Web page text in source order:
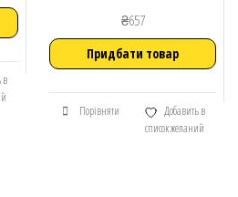
в
₴657
Придбати товар
Порівняти
Добавить в
список желаний